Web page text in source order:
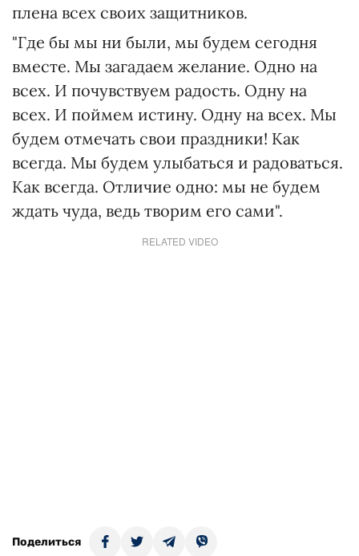
плена всех своих защитников.
"Где бы мы ни были, мы будем сегодня
вместе. Мы загадаем желание. Одно на
всех. И почувствуем радость. Одну на
всех. И поймем истину. Одну на всех. Мы
будем отмечать свои праздники! Как
всегда. Мы будем улыбаться и радоваться.
Как всегда. Отличие одно: мы не будем
ждать чуда, ведь творим его сами".
RELATED VIDEO
Поделиться